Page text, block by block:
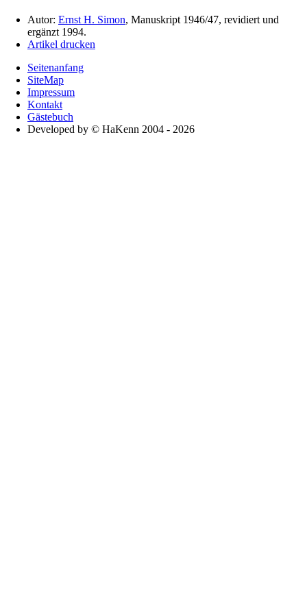
Autor: Ernst H. Simon, Manuskript 1946/47, revidiert und
ergänzt 1994.
Artikel drucken
Seitenanfang
SiteMap
Impressum
Kontakt
Gästebuch
Developed by © HaKenn 2004 - 2026